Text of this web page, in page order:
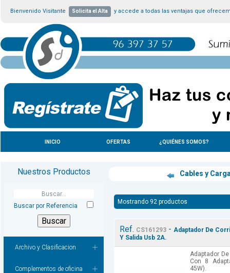
Bienvenido Visitante Solicita el Alta y accede a todas las ventajas que
INICIO OFERTAS ¿QUIÉNES SOMOS?
Nuestros Productos
Buscar por Referencia
Archivo y Clasificacion
Complementos de oficina
Cables y
Mostrando 92 productos
Ref. CS161293 - Adaptador De
Y Salida Usb 2A.
Adaptador
Con 8
45W).